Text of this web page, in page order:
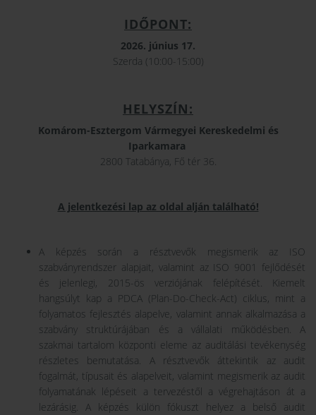
IDŐPONT:
2026. június 17.
Szerda (10:00-15:00)
HELYSZÍN:
Komárom-Esztergom Vármegyei Kereskedelmi és
Iparkamara
2800 Tatabánya, Fő tér 36.
A jelentkezési lap az oldal alján található!
A képzés során a résztvevők megismerik az ISO
szabványrendszer alapjait, valamint az ISO 9001 fejlődését
és jelenlegi, 2015-ös verziójának felépítését. Kiemelt
hangsúlyt kap a PDCA (Plan-Do-Check-Act) ciklus, mint a
folyamatos fejlesztés alapelve, valamint annak alkalmazása a
szabvány struktúrájában és a vállalati működésben. A
szakmai tartalom központi eleme az auditálási tevékenység
részletes bemutatása. A résztvevők áttekintik az audit
fogalmát, típusait és alapelveit, valamint megismerik az audit
folyamatának lépéseit a tervezéstől a végrehajtáson át a
lezárásig. A képzés külön fókuszt helyez a belső audit